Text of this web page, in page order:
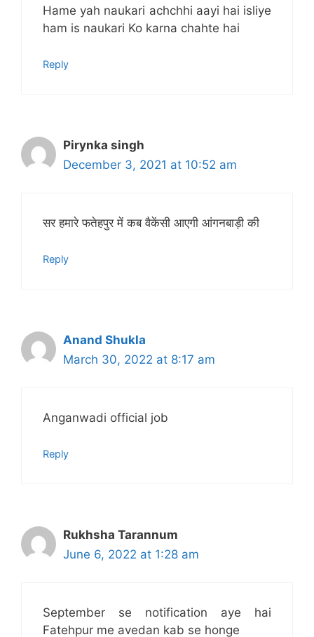
Hame yah naukari achchhi aayi hai isliye
ham is naukari Ko karna chahte hai
Reply
Pirynka singh
December 3, 2021 at 10:52 am
सर हमारे फतेहपुर में कब वैकेंसी आएगी आंगनबाड़ी की
Reply
Anand Shukla
March 30, 2022 at 8:17 am
Anganwadi official job
Reply
Rukhsha Tarannum
June 6, 2022 at 1:28 am
September se notification aye hai
Fatehpur me avedan kab se honge